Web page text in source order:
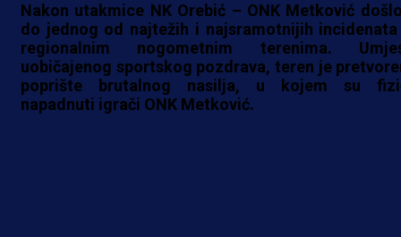
Nakon utakmice NK Orebić – ONK Metković
do jednog od najtežih i najsramotnijih incidenata
regionalnim nogometnim terenima.
uobičajenog sportskog pozdrava, teren je
poprište brutalnog nasilja, u kojem su
napadnuti igrači ONK Metković.